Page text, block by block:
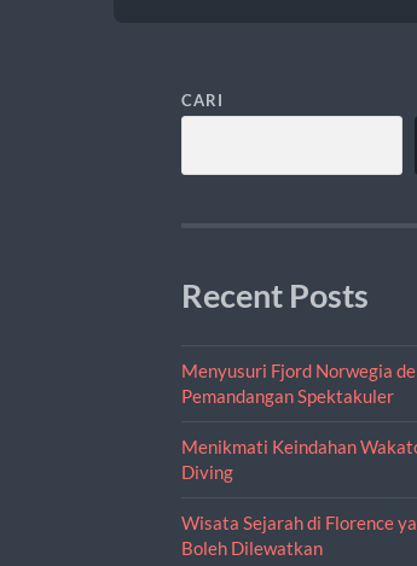
CARI
Recent Posts
Menyusuri Fjord Norwegia
Pemandangan Spektakuler
Menikmati Keindahan
Diving
Wisata Sejarah di Florence
Boleh Dilewatkan